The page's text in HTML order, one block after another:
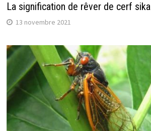
La signification de rêver de cerf sika
13 novembre 2021